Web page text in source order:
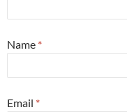
Name *
Email *